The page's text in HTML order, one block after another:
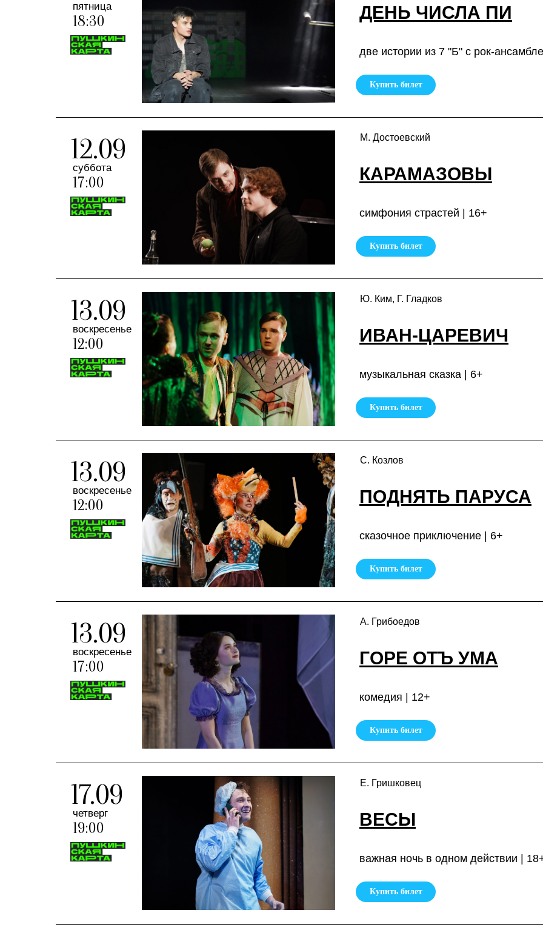
ДЕНЬ ЧИСЛА ПИ
две истории из 7 "Б" с рок-
18:30
Купить билет
пятница
КАРАМАЗОВЫ
М. Достоевский
симфония страстей | 16+
17:00
Купить билет
суббота
12.09
ИВАН-ЦАРЕВИЧ
Ю. Ким, Г. Гладков
музыкальная сказка | 6+
12:00
Купить билет
воскресенье
13.09
ПОДНЯТЬ ПАРУСА
С. Козлов
сказочное приключение | 6+
Купить билет
12:00
воскресенье
13.09
ГОРЕ ОТЪ УМА
А. Грибоедов
комедия | 12+
Купить билет
17:00
воскресенье
13.09
ВЕСЫ
Е. Гришковец
важная ночь в одном действии |
19:00
Купить билет
четверг
17.09